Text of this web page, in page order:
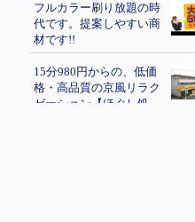
フルカラー刷り放題の時
代です。提案しやすい商
材です!!
15分980円からの、低価
格・高品質の京風リラク
ゼーション【ほぐし処